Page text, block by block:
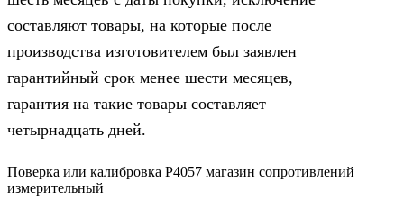
составляют товары, на которые после
производства изготовителем был заявлен
гарантийный срок менее шести месяцев,
гарантия на такие товары составляет
четырнадцать дней.
Поверка или калибровка Р4057 магазин сопротивлений
измерительный